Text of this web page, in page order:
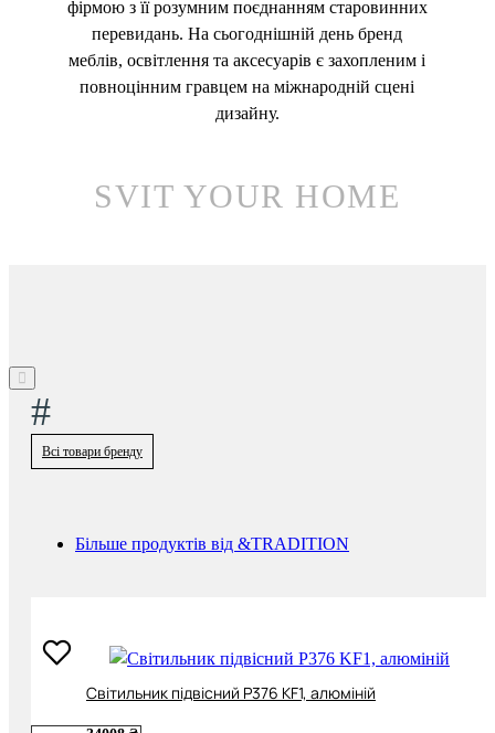
фірмою з її розумним поєднанням старовинних
перевидань. На сьогоднішній день бренд
меблів, освітлення та аксесуарів є захопленим і
повноцінним гравцем на міжнародній сцені
дизайну.
SVIT YOUR HOME
#
Всі товари бренду
Більше продуктів від &TRADITION
Cвітильник підвісний P376 KF1, алюміній